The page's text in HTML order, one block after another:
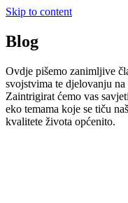
Skip to content
Blog
Ovdje pišemo zanimljive
svojstvima te djelovanju
Zaintrigirat ćemo vas
eko temama koje se tiču
kvalitete života općenito.